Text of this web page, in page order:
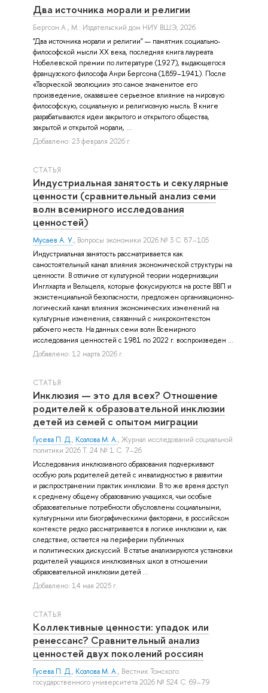
Два источника морали и религии
Бергсон А., М.: Издательский дом НИУ ВШЭ, 2026.
"Два источника морали и религии" — памятник социально-
философской мысли ХХ века, последняя книга лауреата
Нобелевской премии по литературе (1927), выдающегося
французского философа Анри Бергсона (1859–1941). После
«Творческой эволюции» это самое знаменитое его
произведение, оказавшее серьезное влияние на мировую
философскую, социальную и религиозную мысль. В книге
разрабатываются идеи закрытого и открытого общества,
закрытой и открытой морали, ...
Добавлено: 23 февраля 2026 г.
СТАТЬЯ
Индустриальная занятость и секулярные
ценности (сравнительный анализ семи
волн всемирного исследования
ценностей)
Мусаев А. У., Вопросы экономики 2026 № 3 С. 87–105
Индустриальная занятость рассматривается как
самостоятельный канал влияния экономической структуры на
ценности. В отличие от культурной теории модернизации
Инглхарта и Вельцеля, которые фокусируются на росте ВВП и
экзистенциальной безопасности, предложен организационно-
логический канал влияния экономических изменений на
культурные изменения, связанный с микроконтекстом
рабочего места. На данных семи волн Всемирного
исследования ценностей с 1981 по 2022 г. воспроизведен ...
Добавлено: 12 марта 2026 г.
СТАТЬЯ
Инклюзия — это для всех? Отношение
родителей к образовательной инклюзии
детей из семей с опытом миграции
Гусева П. Д., Козлова М. А., Журнал исследований социальной
политики 2026 Т. 24 № 1 С. 7–26
Исследования инклюзивного образования подчеркивают
особую роль родителей детей с инвалидностью в развитии
и распространении практик инклюзии. В то же время доступ
к среднему общему образованию учащихся, чьи особые
образовательные потребности обусловлены социальными,
культурными или биографическими факторами, в российском
контексте редко рассматривается в логике инклюзии и, как
следствие, остается на периферии публичных
и политических дискуссий. В статье анализируются установки
родителей учащихся инклюзивных школ в отношении
образовательной инклюзии детей ...
Добавлено: 14 мая 2025 г.
СТАТЬЯ
Коллективные ценности: упадок или
ренессанс? Сравнительный анализ
ценностей двух поколений россиян
Гусева П. Д., Козлова М. А., Вестник Томского
государственного университета 2026 № 524 С. 69–79